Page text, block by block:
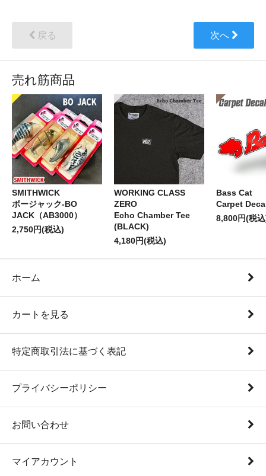
戻る 次へ
売れ筋商品
SMITHWICK
ボージャック-BO
JACK（AB3000）
2,750円(税込)
WORKING CLASS
ZERO
Echo Chamber Tee
(BLACK)
4,180円(税込)
Bass Cat
Carpet
8,800円(税
ホーム
カートを見る
特定商取引法に基づく表記
プライバシーポリシー
お問い合わせ
マイアカウント